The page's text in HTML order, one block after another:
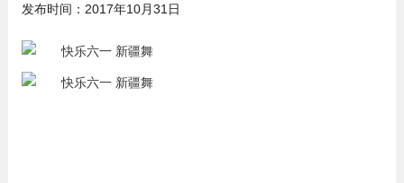
发布时间：2017年10月31日